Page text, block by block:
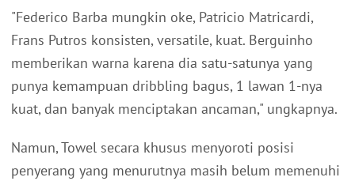
"Federico Barba mungkin oke, Patricio Matricardi,
Frans Putros konsisten, versatile, kuat. Berguinho
memberikan warna karena dia satu-satunya yang
punya kemampuan dribbling bagus, 1 lawan 1-nya
kuat, dan banyak menciptakan ancaman," ungkapnya.
Namun, Towel secara khusus menyoroti posisi
penyerang yang menurutnya masih belum memenuhi